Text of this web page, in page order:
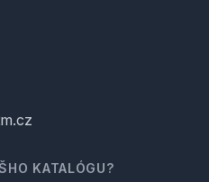
KATALÓGU?